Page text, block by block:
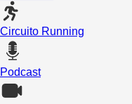
Circuito Running
Podcast